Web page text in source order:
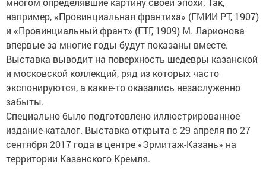
например, «Провинциальная франтиха» (ГМИИ РТ, 1907)
и «Провинциальный франт» (ГТГ, 1909) М. Ларионова
впервые за многие годы будут показаны вместе.
Выставка выводит на поверхность шедевры казанской
и московской коллекций, ряд из которых часто
экспонируются, а какие-то оказались незаслуженно
забыты.
Специально было подготовлено иллюстрированное
издание-каталог. Выставка открыта с 29 апреля по 27
сентября 2017 года в центре «Эрмитаж-Казань» на
территории Казанского Кремля.